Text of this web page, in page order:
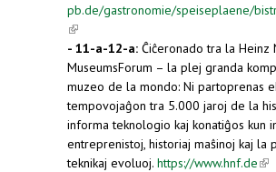
pb.de/gastronomie/speiseplaene/
(link is external)
- 11-a-12-a: Ĉiĉeronado tra la Heinz
MuseumsForum – la plej granda
muzeo de la mondo: Ni partoprenas
tempovojaĝon tra 5.000 jaroj de la
informa teknologio kaj konatiĝos kun
entreprenistoj, historiaj maŝinoj kaj la
teknikaj evoluoj. https://www.hnf.de